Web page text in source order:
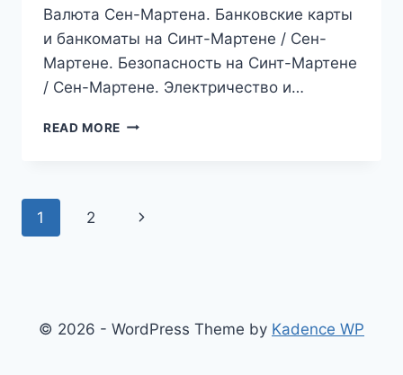
Валюта Сен-Мартена. Банковские карты
и банкоматы на Синт-Мартене / Сен-
Мартене. Безопасность на Синт-Мартене
/ Сен-Мартене. Электричество и…
READ MORE ОСТРОВ
Page
1 2
Next
© 2026 - WordPress Theme by Kadence WP